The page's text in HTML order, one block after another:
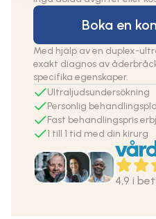
Boka en
Med hjälp av en duplex-
exakt diagnos av
specifika egenskaper.
Ultraljudsundersökning
Personlig
Fast behandlingspris
1 till 1 tid med din kirurg
4,9 i